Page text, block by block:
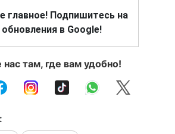
главное! Подпишитесь на
в Google!
там, где вам удобно!